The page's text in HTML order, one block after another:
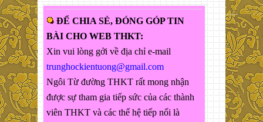
ĐỂ CHIA SẺ, ĐÓNG GÓP TIN
BÀI CHO WEB THKT:
Xin vui lòng gởi về địa chỉ e-mail
trunghockientuong@gmail.com
Ngôi Từ đường THKT rất mong nhận
được sự tham gia tiếp sức của các thành
viên THKT và các thế hệ tiếp nối là